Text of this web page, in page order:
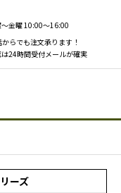
金曜 10:00〜16:00
からでも注文承ります！
24時間受付メールが確実
ーズ